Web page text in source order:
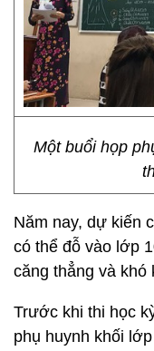
Một buổi họp
Năm nay, dự kiến
có thể đỗ vào lớp
căng thẳng và
Trước khi thi học
phụ huynh khối